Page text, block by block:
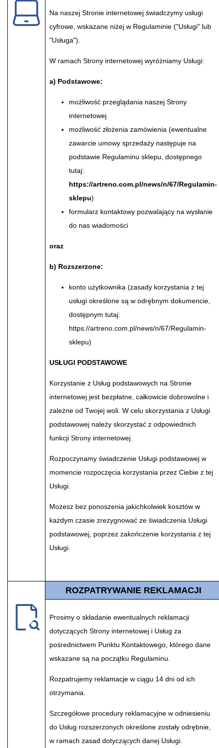
Na naszej Stronie internetowej świadczymy usługi
cyfrowe, wskazane niżej w Regulaminie ("Usługi" lub
"Usługa").
W ramach Strony internetowej wyróżniamy Usługi:
a) Podstawowe:
możliwość przeglądania naszej Strony
internetowej
możliwość złożenia zamówienia (ewentualne
zawarcie umowy sprzedaży następuje na
podstawie Regulaminu sklepu, dostępnego
tutaj:
https://artreno.com.pl/news/n/67/Regulamin-
sklepu)
formularz kontaktowy pozwalający na wysłanie
do nas wiadomości
oraz
b) Rozszerzone:
konto użytkownika (zasady korzystania z tej
usługi określone są w odrębnym dokumencie,
dostępnym tutaj:
https://artreno.com.pl/news/n/67/Regulamin-
sklepu)
USŁUGI PODSTAWOWE
Korzystanie z Usług podstawowych na Stronie
internetowej jest bezpłatne, całkowicie dobrowolne i
zależne od Twojej woli. W celu skorzystania z Usługi
podstawowej należy skorzystać z odpowiednich
funkcji Strony internetowej.
Rozpoczynamy świadczenie Usługi podstawowej w
momencie rozpoczęcia korzystania przez Ciebie z tej
Usługi.
Możesz bez ponoszenia jakichkolwiek kosztów w
każdym czasie zrezygnować ze świadczenia Usługi
podstawowej, poprzez zakończenie korzystania z tej
Usługi.
ROZPATRYWANIE REKLAMACJI
Prosimy o składanie ewentualnych reklamacji
dotyczących Strony internetowej i Usług za
pośrednictwem Punktu Kontaktowego, którego dane
wskazane są na początku Regulaminu.
Rozpatrujemy reklamacje w ciągu 14 dni od ich
otrzymania.
Szczegółowe procedury reklamacyjne w odniesieniu
do Usług rozszerzonych określone zostały odrębnie,
w ramach zasad dotyczących danej Usługi.